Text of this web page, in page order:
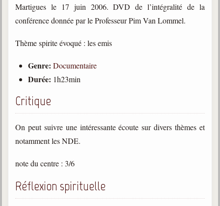
Galerie
Galerie photos
Les Illustrés
Vidéos courtes de Divaldo
Centres spirites
Martigues le 17 juin 2006. DVD de l’intégralité de la
conférence donnée par le Professeur Pim Van Lommel.
Thème spirite évoqué : les emis
Genre: Documentaire
Durée: 1h23min
Critique
On peut suivre une intéressante écoute sur divers thèmes et
notamment les NDE.
note du centre : 3/6
Réflexion spirituelle